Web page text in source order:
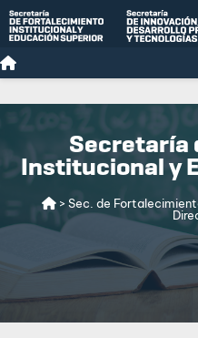
Secretaría
Institucional y
> Sec. de